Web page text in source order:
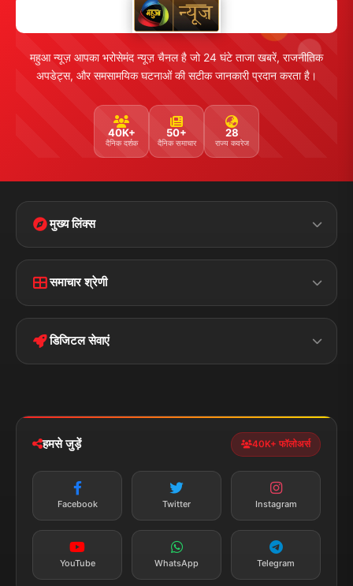
महुआ न्यूज़ आपका भरोसेमंद न्यूज़ चैनल है जो 24 घंटे ताजा खबरें, राजनीतिक
अपडेट्स, और समसामयिक घटनाओं की सटीक जानकारी प्रदान करता है।
40K+
दैनिक दर्शक
50+
दैनिक समाचार
28
राज्य कवरेज
मुख्य लिंक्स
Home Contact Us
Terms &
Conditions
Privacy Policy
समाचार श्रेणी
बिहार क्राइम
पॉलिटिकल झारखण्ड
डिजिटल सेवाएं
न्यूज़ अलर्ट
तत्काल अपडेट
सब्सक्राइब करें
हमसे जुड़ें 40K+ फॉलोअर्स
Facebook Twitter Instagram
YouTube WhatsApp Telegram